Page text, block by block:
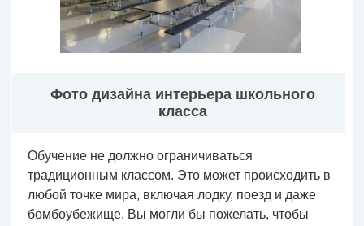
Фото дизайна интерьера школьного
класса
Обучение не должно ограничиваться
традиционным классом. Это может происходить в
любой точке мира, включая лодку, поезд и даже
бомбоубежище. Вы могли бы пожелать, чтобы